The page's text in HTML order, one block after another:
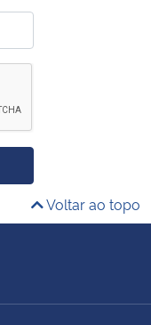
Voltar ao topo